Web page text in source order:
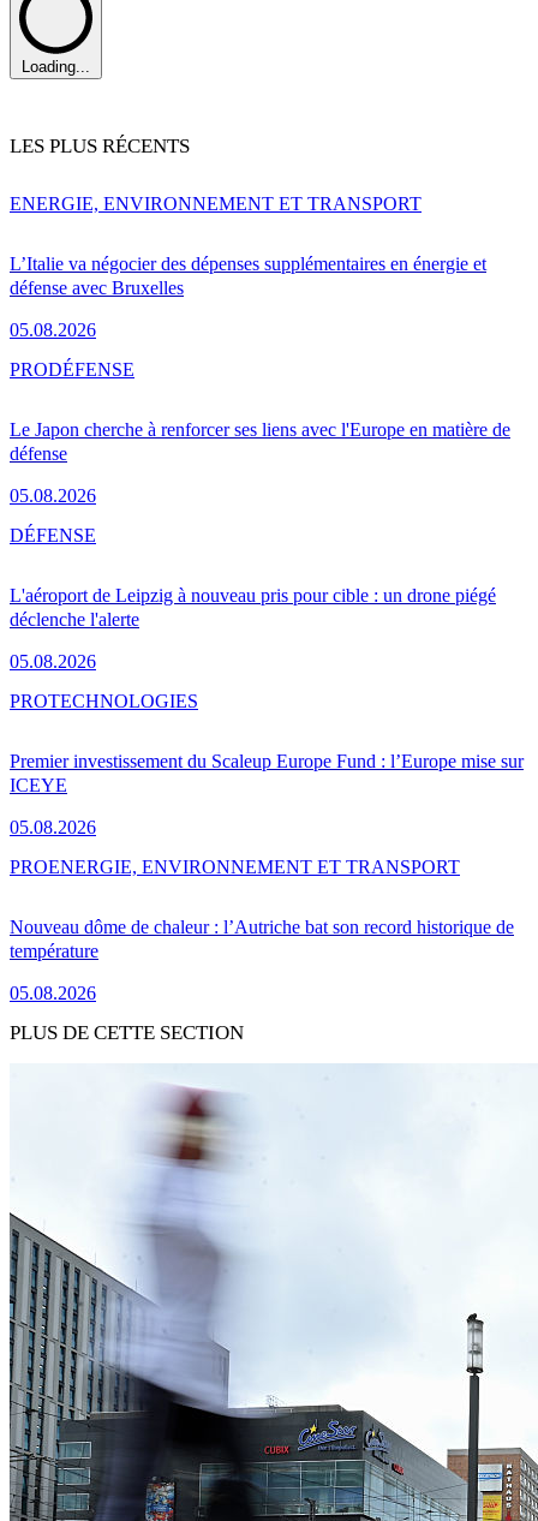
Loading...
LES PLUS RÉCENTS
L’Italie va négocier des dépenses supplémentaires en énergie et
défense avec Bruxelles
05.08.2026
ENERGIE, ENVIRONNEMENT ET TRANSPORT
Le Japon cherche à renforcer ses liens avec l'Europe en matière de
défense
05.08.2026
PRODÉFENSE
L'aéroport de Leipzig à nouveau pris pour cible : un drone piégé
déclenche l'alerte
05.08.2026
DÉFENSE
Premier investissement du Scaleup Europe Fund : l’Europe mise sur
ICEYE
05.08.2026
PROTECHNOLOGIES
Nouveau dôme de chaleur : l’Autriche bat son record historique de
température
05.08.2026
PROENERGIE, ENVIRONNEMENT ET TRANSPORT
PLUS DE CETTE SECTION